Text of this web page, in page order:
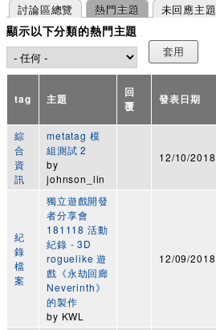
會
主要索引標籤
討論區總覽 熱門主題
(作用中頁籤) 未回應主題
顯示以下分類的熱門主題
tag 主題
回
覆
發表日期
綜
合
資
訊
metatag 模
組測試 2
by
johnson_lin
12/10/2018
紀
錄
檔
案
獨立遊戲開發
者分享會
181118 活動
紀錄 - 3D
roguelike 遊
戲《永劫回廊
Neverinth》
的製作
by KWL
12/09/2018